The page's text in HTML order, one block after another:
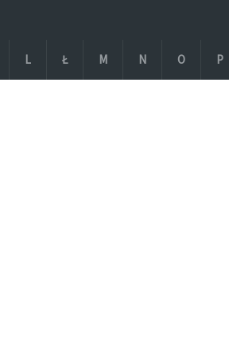
L Ł M N O P